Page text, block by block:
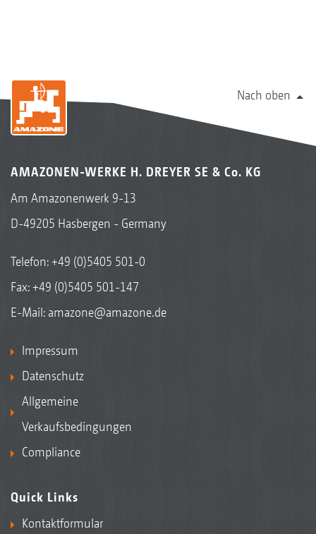
Nach oben
AMAZONEN-WERKE H. DREYER SE & Co. KG
Am Amazonenwerk 9-13
D-49205 Hasbergen - Germany
Telefon:+49 (0)5405 501-0
Fax: +49 (0)5405 501-147
E-Mail: amazone@amazone.de
Impressum
Datenschutz
Allgemeine
Verkaufsbedingungen
Compliance
Quick Links
Kontaktformular